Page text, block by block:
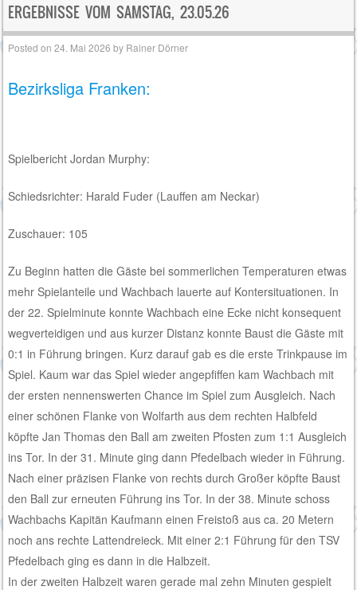
ERGEBNISSE VOM SAMSTAG, 23.05.26
Posted on24. Mai 2026 by Rainer Dörner
Bezirksliga Franken:
Spielbericht Jordan Murphy:
Schiedsrichter: Harald Fuder (Lauffen am Neckar)
Zuschauer: 105
Zu Beginn hatten die Gäste bei sommerlichen Temperaturen etwas
mehr Spielanteile und Wachbach lauerte auf Kontersituationen. In
der 22. Spielminute konnte Wachbach eine Ecke nicht konsequent
wegverteidigen und aus kurzer Distanz konnte Baust die Gäste mit
0:1 in Führung bringen. Kurz darauf gab es die erste Trinkpause im
Spiel. Kaum war das Spiel wieder angepfiffen kam Wachbach mit
der ersten nennenswerten Chance im Spiel zum Ausgleich. Nach
einer schönen Flanke von Wolfarth aus dem rechten Halbfeld
köpfte Jan Thomas den Ball am zweiten Pfosten zum 1:1 Ausgleich
ins Tor. In der 31. Minute ging dann Pfedelbach wieder in Führung.
Nach einer präzisen Flanke von rechts durch Großer köpfte Baust
den Ball zur erneuten Führung ins Tor. In der 38. Minute schoss
Wachbachs Kapitän Kaufmann einen Freistoß aus ca. 20 Metern
noch ans rechte Lattendreieck. Mit einer 2:1 Führung für den TSV
Pfedelbach ging es dann in die Halbzeit.
In der zweiten Halbzeit waren gerade mal zehn Minuten gespielt